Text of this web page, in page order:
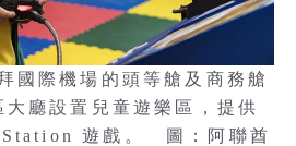
國際機場的頭等艙及商務艙
廳設置兒童遊樂區，提供
遊戲。 圖：阿聯酋